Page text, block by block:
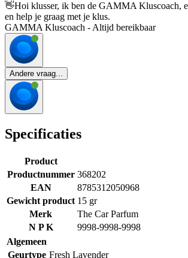
👋Hoi klusser, ik ben de GAMMA Kluscoach,
en help je graag met je klus.
GAMMA Kluscoach - Altijd bereikbaar
Andere vraag...
Specificaties
Product
Productnummer 368202
EAN
8785312050968
Gewicht product 15 gr
Merk
The Car Parfum
N P K
9998-9998-9998
Algemeen
Geurtype Fresh Lavender